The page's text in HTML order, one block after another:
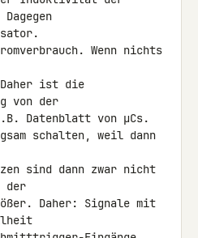
Wenn nichts
ist die
von der
Datenblatt von µCs.
schalten, weil dann
sind dann zwar nicht
der
Daher: Signale mit